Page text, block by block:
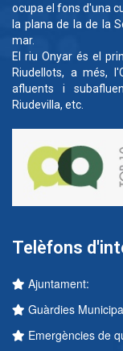
ocupa el fons d'una
la plana de la de la
mar.
El riu Onyar és el
Riudellots, a més,
afluents i
Riudevilla, etc.
Telèfons
Ajuntament:
Guàrdies
Emergències de